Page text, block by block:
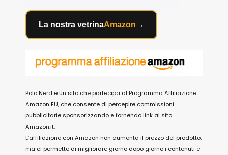
La nostra vetrinaAmazon →
Polo Nerd è un sito che partecipa al Programma Affiliazione
Amazon EU, che consente di percepire commissioni
pubblicitarie sponsorizzando e fornendo link al sito
Amazon.it.
L’affiliazione con Amazon non aumenta il prezzo del prodotto,
ma ci permette di migliorare giorno dopo giorno i contenuti e